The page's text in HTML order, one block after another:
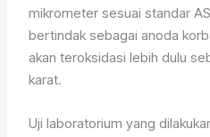
mikrometer sesuai standar
bertindak sebagai anoda
akan teroksidasi lebih dulu
karat.
Uji laboratorium yang